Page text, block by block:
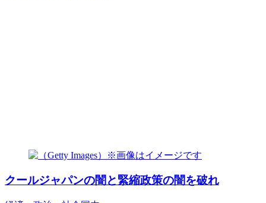
クールジャパンの闇と緊縮政策の闇を破れ